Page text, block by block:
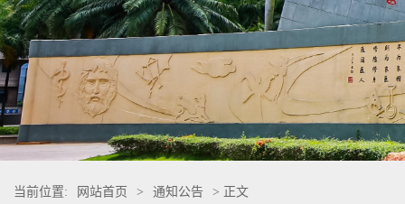
当前位置: 网站首页 > 通知公告 > 正文